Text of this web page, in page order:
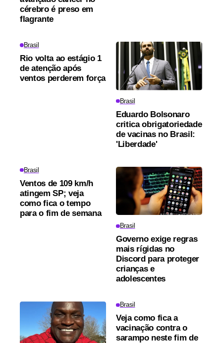
cérebro é preso em
flagrante
Brasil
Rio volta ao estágio 1
de atenção após
ventos perderem força
Brasil
Eduardo Bolsonaro
critica obrigatoriedade
de vacinas no Brasil:
'Liberdade'
Brasil
Ventos de 109 km/h
atingem SP; veja
como fica o tempo
para o fim de semana
Brasil
Governo exige regras
mais rígidas no
Discord para proteger
crianças e
adolescentes
Brasil
Veja como fica a
vacinação contra o
sarampo neste fim de